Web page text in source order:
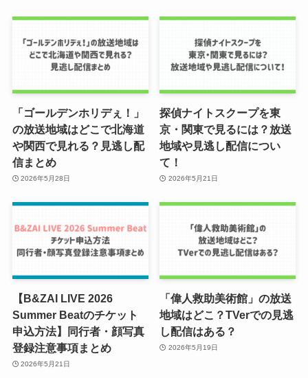
「ゴールデンホリデぇ！」
の放送地域はどこで北海道
や関西で見れる？見逃し配
信まとめ
2026年5月28日
探偵ナイトスクープを東
京・関東で見るには？放送
地域や見逃し配信につい
て！
2026年5月21日
【B&ZAI LIVE 2026
Summer Beatのチケット
申込方法】同行者・顔写真
登録注意事項まとめ
2026年5月21日
「偉人救助美術館」の放送
地域はどこ？TVerでの見逃
し配信はある？
2026年5月19日